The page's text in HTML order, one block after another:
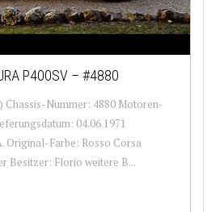
P400SV – #4880
Chassis-Nummer: 4880 Motoren-
04.06.1971
Original-Farbe: Rosso Corsa
Besitzer: Florio weitere B...